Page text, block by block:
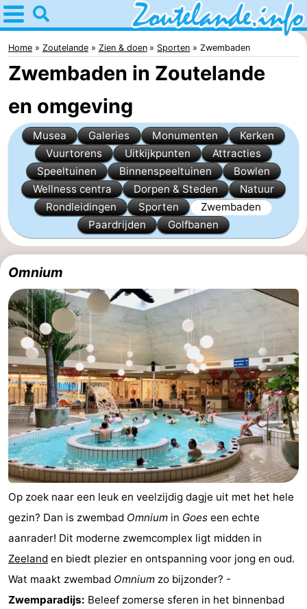
Home
Zoutelande
Tips
Voor
kinderen
Webcam
Webcam
Langstraat
Webcam
Strand
Overnachten
Bed
(&
breakfasts)
Campings
Hotels
Vakantiehuizen
Last
minutes
Strand
Zien
doen
-
Galeries
-
Home Zoutelande Zien & doen Sporten Zwembaden
Zwembaden in Zoutelande
en omgeving
Musea Galeries Monumenten
Kerken
Vuurtorens
Uitkijkpunten
Attracties
Speeltuinen
Binnenspeeltuinen
Bowlen
Wellness centra
Dorpen & Steden
Natuur
Rondleidingen
Sporten
Zwembaden
Paardrijden
Golfbanen
Omnium
Op zoek naar een leuk en veelzijdig dagje uit met het hele
gezin? Dan is zwembad Omnium in Goes een echte
aanrader! Dit moderne zwemcomplex ligt midden in
Zeeland en biedt plezier en ontspanning voor jong en oud.
Wat maakt zwembad Omnium zo bijzonder? -
Zwemparadijs: Beleef zomerse sferen in het binnenbad